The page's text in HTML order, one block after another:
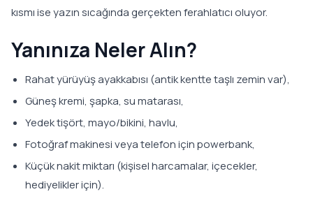
kısmı ise yazın sıcağında gerçekten ferahlatıcı oluyor.
Yanınıza Neler Alın?
Rahat yürüyüş ayakkabısı (antik kentte taşlı zemin var),
Güneş kremi, şapka, su matarası,
Yedek tişört, mayo/bikini, havlu,
Fotoğraf makinesi veya telefon için powerbank,
Küçük nakit miktarı (kişisel harcamalar, içecekler,
hediyelikler için).